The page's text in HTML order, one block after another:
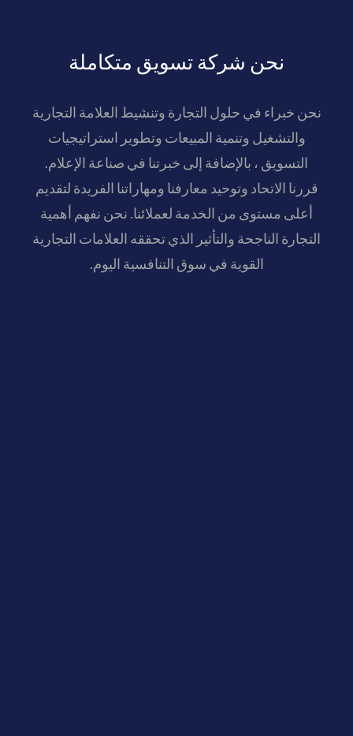
نحن شركة تسويق متكاملة
نحن خبراء في حلول التجارة وتنشيط العلامة التجارية
والتشغيل وتنمية المبيعات وتطوير استراتيجيات
التسويق ، بالإضافة إلى خبرتنا في صناعة الإعلام.
قررنا الاتحاد وتوحيد معارفنا ومهاراتنا الفريدة لتقديم
أعلى مستوى من الخدمة لعملائنا. نحن نفهم أهمية
التجارة الناجحة والتأثير الذي تحققه العلامات التجارية
القوية في سوق التنافسية اليوم.